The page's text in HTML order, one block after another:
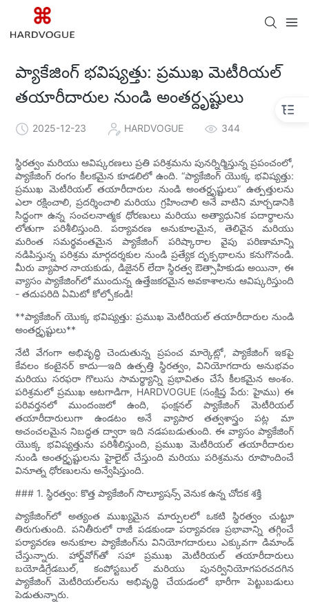
ప్యాకేజింగ్ భవిష్యత్తు: ప్రముఖ మెటీరియల్
తయారీదారుల నుండి అంతర్దృష్టులు
2025-12-23 HARDVOGUE 344
స్థిరత్వం మరియు ఆవిష్కరణలు ప్రతి పరిశ్రమను పునర్నిర్మిస్తున్న ప్రపంచంలో,
ప్యాకేజింగ్ రంగం కీలకమైన కూడలిలో ఉంది. “ప్యాకేజింగ్ యొక్క భవిష్యత్తు:
ప్రముఖ మెటీరియల్ తయారీదారుల నుండి అంతర్దృష్టులు” ఉత్పత్తులను
ఎలా రక్షించాలి, ప్రదర్శించాలి మరియు గ్రహించాలి అనే వాటిని మార్చడానికి
సిద్ధంగా ఉన్న సంచలనాత్మక ధోరణులు మరియు అత్యాధునిక పదార్థాలను
లోతుగా పరిశీలిస్తుంది. పర్యావరణ అనుకూలమైన, తెలివైన మరియు
మరింత సమర్థవంతమైన ప్యాకేజింగ్ పరిష్కారాల వైపు పరిణామాన్ని
నడిపిస్తున్న పరిశ్రమ మార్గదర్శకుల నుండి ప్రత్యేక దృక్పథాలను కనుగొనండి.
మీరు వ్యాపార నాయకుడు, డిజైనర్ లేదా స్థిరత్వ ఔత్సాహికుడు అయినా, ఈ
వ్యాసం ప్యాకేజింగ్‌లో ముందున్న ఉత్తేజకరమైన అవకాశాలను ఆవిష్కరిస్తుంది
- తదుపరిది ఏమిటో కోల్పోకండి!
**ప్యాకేజింగ్ యొక్క భవిష్యత్తు: ప్రముఖ మెటీరియల్ తయారీదారుల నుండి
అంతర్దృష్టులు**
నేటి వేగంగా అభివృద్ధి చెందుతున్న ప్రపంచ మార్కెట్లో, ప్యాకేజింగ్ ఇకపై
కేవలం కంటైనర్ కాదు—ఇది ఉత్పత్తి స్థిరత్వం, వినియోగదారు అనుభవం
మరియు సరఫరా గొలుసు సామర్థ్యాన్ని ప్రభావితం చేసే కీలకమైన అంశం.
పరిశ్రమలో ప్రముఖ ఆటగాడిగా, HARDVOGUE (సంక్షిప్త పేరు: హైము) ఈ
పరివర్తనలో ముందంజలో ఉంది, ఫంక్షనల్ ప్యాకేజింగ్ మెటీరియల్
తయారీదారులుగా ఉండటం అనే వ్యాపార తత్వశాస్త్రం పట్ల మా
అచంచలమైన నిబద్ధత ద్వారా ఇది నడపబడుతుంది. ఈ వ్యాసం ప్యాకేజింగ్
యొక్క భవిష్యత్తును పరిశీలిస్తుంది, ప్రముఖ మెటీరియల్ తయారీదారుల
నుండి అంతర్దృష్టులను హైలైట్ చేస్తుంది మరియు పరిశ్రమను రూపొందించే
వినూత్న ధోరణులను అన్వేషిస్తుంది.
### 1. స్థిరత్వం: కొత్త ప్యాకేజింగ్ సొల్యూషన్స్ వెనుక ఉన్న చోదక శక్తి
ప్యాకేజింగ్‌లో అత్యంత ముఖ్యమైన మార్పులలో ఒకటి స్థిరత్వం చుట్టూ
తిరుగుతుంది. పనితీరులో రాజీ పడకుండా పర్యావరణ ప్రభావాన్ని తగ్గించే
పర్యావరణ అనుకూల ప్యాకేజింగ్‌ను వినియోగదారులు ఎక్కువగా డిమాండ్
చేస్తున్నారు. హార్డ్‌వోగ్‌తో సహా ప్రముఖ మెటీరియల్ తయారీదారులు
బయోడిగ్రేడబుల్, కంపోస్టబుల్ మరియు పునర్వినియోగపరచదగిన
ప్యాకేజింగ్ మెటీరియల్‌లను అభివృద్ధి చేయడంలో భారీగా పెట్టుబడులు
పెడుతున్నారు.